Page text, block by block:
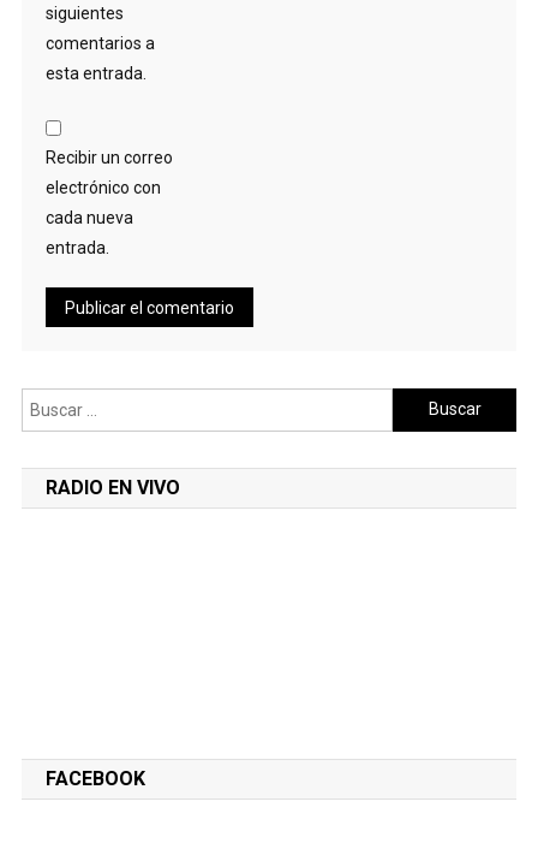
siguientes
comentarios a
esta entrada.
Recibir un correo
electrónico con
cada nueva
entrada.
Buscar:
RADIO EN VIVO
FACEBOOK